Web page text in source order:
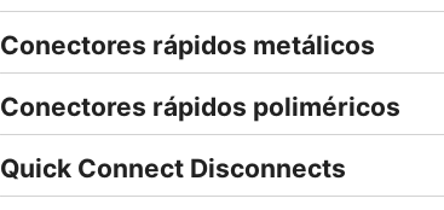
Conectores rápidos metálicos
Conectores rápidos poliméricos
Quick Connect Disconnects